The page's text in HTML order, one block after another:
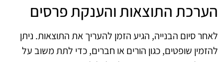
הערכת התוצאות והענקת פרסים
לאחר סיום הבנייה, הגיע הזמן להעריך את התוצאות. ניתן
להזמין שופטים, כגון הורים או חברים, כדי לתת משוב על